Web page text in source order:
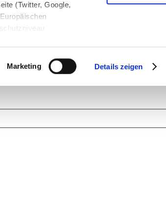
(Twitter, Google,
Marketing Details zeigen
anderen weiter.